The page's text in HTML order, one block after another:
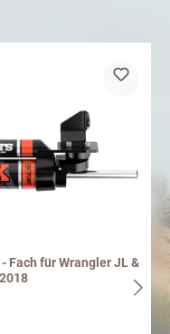
Fach für Wrangler JL &